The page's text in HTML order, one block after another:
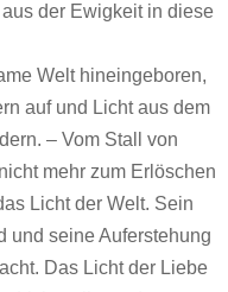
der Ewigkeit in diese
Welt hineingeboren,
auf und Licht aus dem
– Vom Stall von
mehr zum Erlöschen
Licht der Welt. Sein
und seine Auferstehung
Das Licht der Liebe